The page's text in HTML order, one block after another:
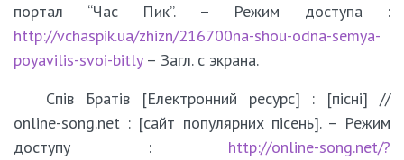
портал “Час Пик”. – Режим доступа :
http://vchaspik.ua/zhizn/216700na-shou-odna-semya-
poyavilis-svoi-bitly– Загл. с экрана.
Спів Братів [Електронний ресурс] : [пісні] //
online-song.net : [сайт популярних пісень]. – Режим
доступу : http://online-song.net/?